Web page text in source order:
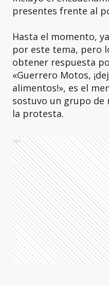
presentes frente al
Hasta el momento,
por este tema, pero
obtener respuesta
«Guerrero Motos,
alimentos!», es el
sostuvo un grupo
la protesta.
Ads